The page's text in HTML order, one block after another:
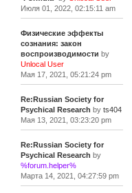
Июля 01, 2022, 02:15:11 am
Физические эффекты
сознания: закон
воспроизводимости by
Unlocal User
Мая 17, 2021, 05:21:24 pm
Re:Russian Society for
Psychical Research by ts404
Мая 13, 2021, 03:23:20 pm
Re:Russian Society for
Psychical Research by
%forum.helper%
Марта 14, 2021, 04:27:59 pm